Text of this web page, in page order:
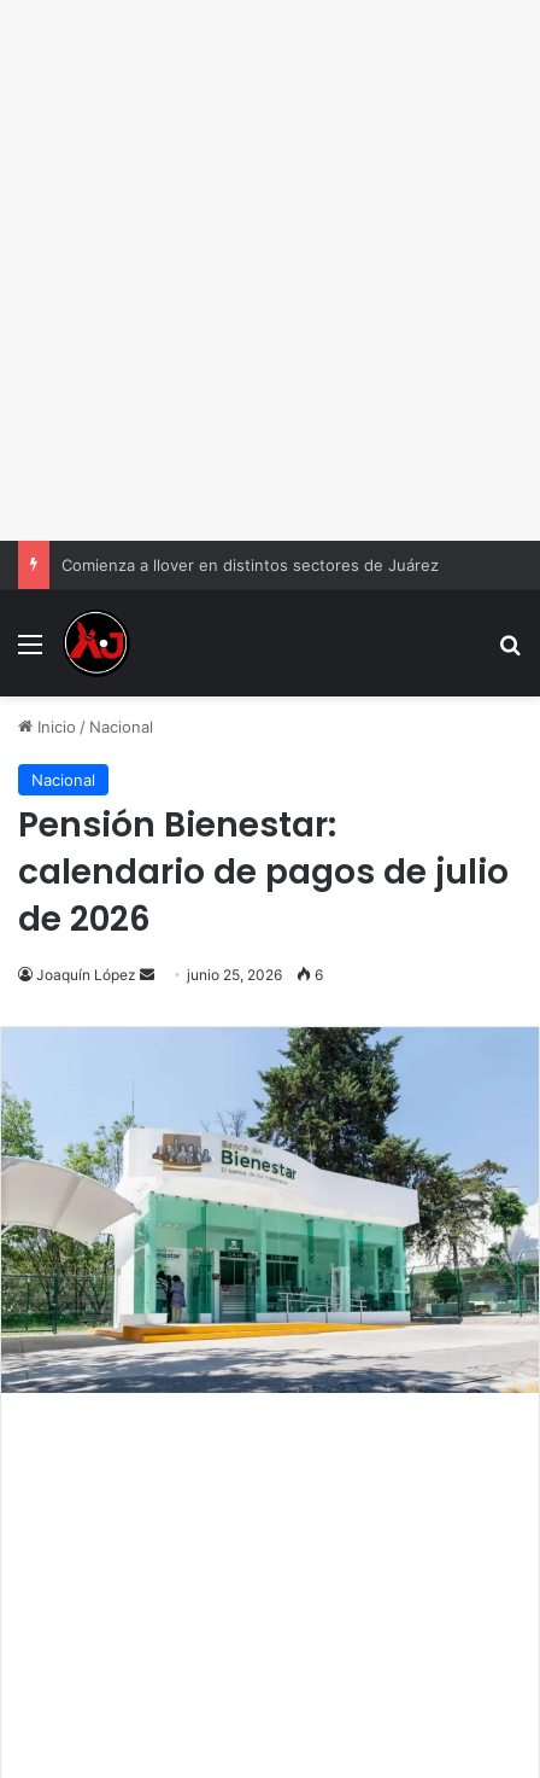
Comienza a llover en distintos sectores de Juárez
Menu
Inicio / Nacional
Nacional
Pensión Bienestar:
calendario de pagos de julio
de 2026
Joaquín López
Send
email
junio 25, 2026 6